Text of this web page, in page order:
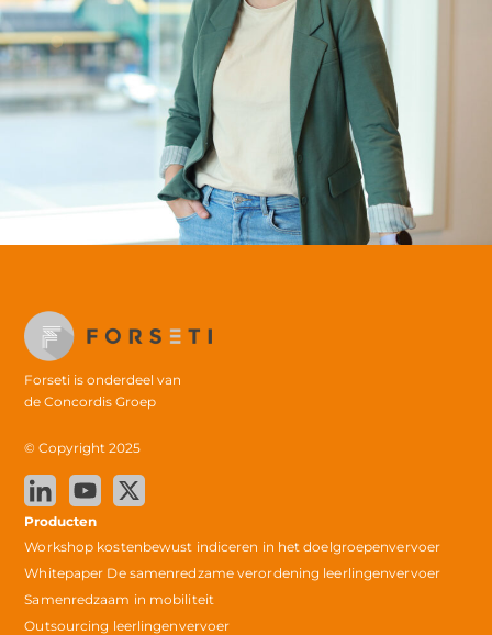
Forseti is onderdeel van
deConcordis Groep
© Copyright 2025
Producten
Workshop kostenbewust indiceren in het doelgroepenvervoer
Whitepaper De samenredzame verordening leerlingenvervoer
Samenredzaam in mobiliteit
Outsourcing leerlingenvervoer